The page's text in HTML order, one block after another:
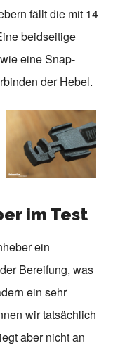
fällt die mit 14
beidseitige
eine Snap-
der Hebel.
im Test
ein
Bereifung, was
ein sehr
wir tatsächlich
aber nicht an